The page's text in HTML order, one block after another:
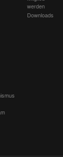
werden
Downloads